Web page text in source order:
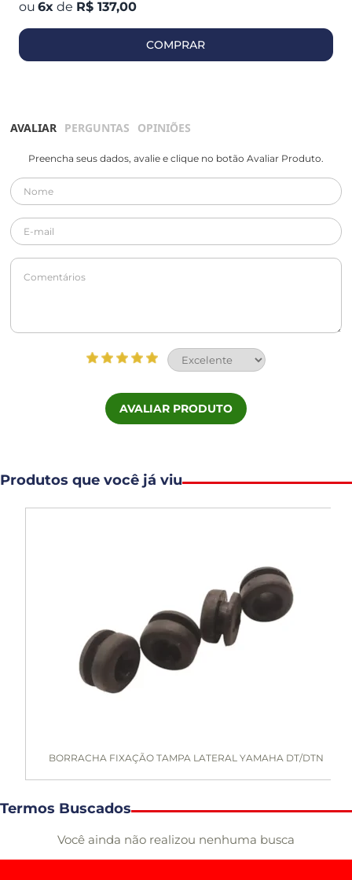
6x de R$ 137,00
COMPRAR
AVALIAR PERGUNTAS OPINIÕES
Preencha seus dados, avalie e clique no botão Avaliar Produto.
AVALIAR PRODUTO
Produtos que você já viu
BORRACHA FIXAÇÃO TAMPA LATERAL YAMAHA DT/DTN
Termos Buscados
Você ainda não realizou nenhuma busca